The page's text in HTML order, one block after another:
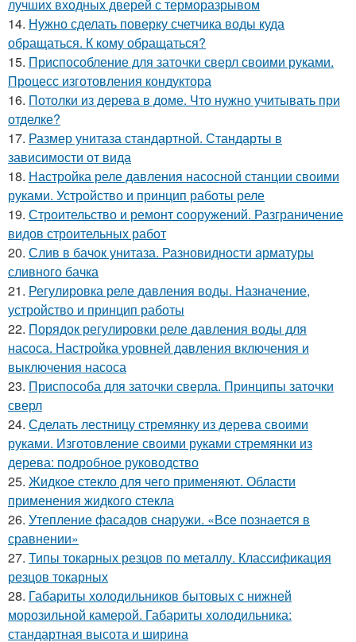
лучших входных дверей с терморазрывом
14. Нужно сделать поверку счетчика воды куда
обращаться. К кому обращаться?
15. Приспособление для заточки сверл своими руками.
Процесс изготовления кондуктора
16. Потолки из дерева в доме. Что нужно учитывать при
отделке?
17. Размер унитаза стандартной. Стандарты в
зависимости от вида
18. Настройка реле давления насосной станции своими
руками. Устройство и принцип работы реле
19. Строительство и ремонт сооружений. Разграничение
видов строительных работ
20. Слив в бачок унитаза. Разновидности арматуры
сливного бачка
21. Регулировка реле давления воды. Назначение,
устройство и принцип работы
22. Порядок регулировки реле давления воды для
насоса. Настройка уровней давления включения и
выключения насоса
23. Приспособа для заточки сверла. Принципы заточки
сверл
24. Сделать лестницу стремянку из дерева своими
руками. Изготовление своими руками стремянки из
дерева: подробное руководство
25. Жидкое стекло для чего применяют. Области
применения жидкого стекла
26. Утепление фасадов снаружи. «Все познается в
сравнении»
27. Типы токарных резцов по металлу. Классификация
резцов токарных
28. Габариты холодильников бытовых с нижней
морозильной камерой. Габариты холодильника:
стандартная высота и ширина